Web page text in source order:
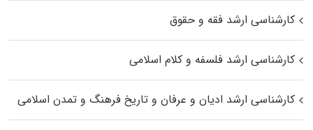
کارشناسی ارشد فقه و حقوق
کارشناسی ارشد فلسفه و کلام اسلامی
کارشناسی ارشد ادیان و عرفان و تاریخ فرهنگ و تمدن اسلامی